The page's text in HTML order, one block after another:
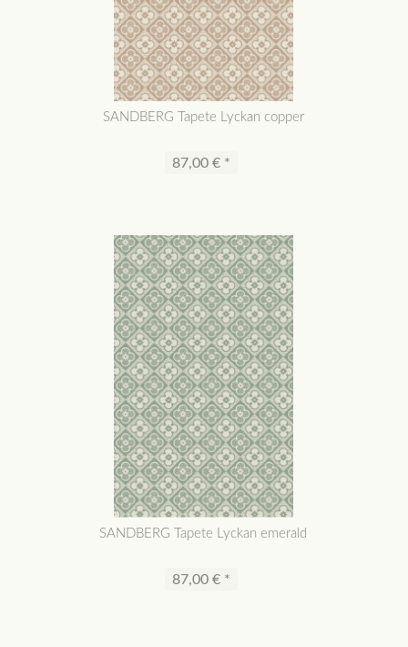
SANDBERG Tapete Lyckan copper
87,00 € *
SANDBERG Tapete Lyckan emerald
87,00 € *